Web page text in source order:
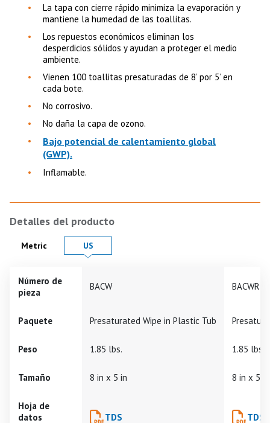
La tapa con cierre rápido minimiza la evaporación y
mantiene la humedad de las toallitas.
Los repuestos económicos eliminan los
desperdicios sólidos y ayudan a proteger el medio
ambiente.
Vienen 100 toallitas presaturadas de 8’ por 5’ en
cada bote.
No corrosivo.
No daña la capa de ozono.
Bajo potencial de calentamiento global
(GWP).
Inflamable.
Detalles del producto
Product Details in
Metric Product Details in
US
Número de
pieza
BACW BACWR
Paquete Presaturated Wipe in Plastic Tub
Peso 1.85 lbs. 1.85 lbs.
Tamaño 8 in x 5 in 8 in x 5 in
Hoja de
datos
TDS TDS